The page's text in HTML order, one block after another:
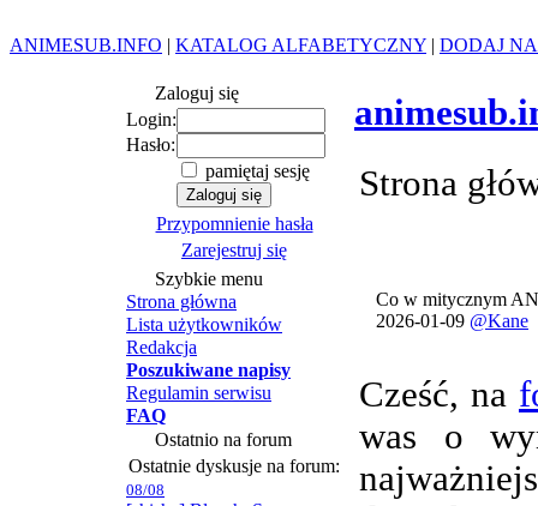
ANIMESUB.INFO | KATALOG ALFABETYCZNY | DODAJ
Zaloguj się
Login:
Hasło:
pamiętaj sesję
Przypomnienie hasła
Zarejestruj się
Szybkie menu
Strona główna
Lista użytkowników
Redakcja
Poszukiwane napisy
Regulamin serwisu
FAQ
Ostatnio na forum
Ostatnie dyskusje na forum:
08/08
Strona
Co w mitycznym
2026-01-09 @Kane
Cześć, na
was o